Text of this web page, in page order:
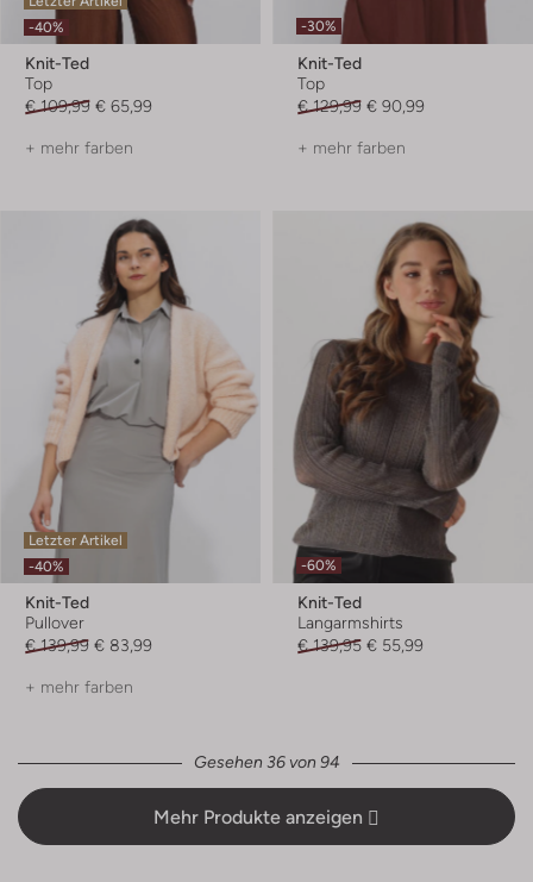
-40%
Knit-Ted
Top
€ 109,99 € 65,99
+ mehr farben
-30%
Knit-Ted
Top
€ 129,99 € 90,99
+ mehr farben
Letzter Artikel
-40%
Knit-Ted
Pullover
€ 139,99 € 83,99
+ mehr farben
-60%
Knit-Ted
Langarmshirts
€ 139,95 € 55,99
Gesehen 36 von 94
Mehr Produkte anzeigen